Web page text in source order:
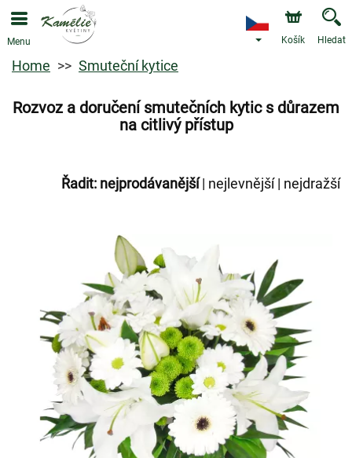
Menu Košík Hledat
Home Smuteční kytice
Rozvoz a doručení smutečních kytic s důrazem
na citlivý přístup
Řadit: nejprodávanější| nejlevnější| nejdražší